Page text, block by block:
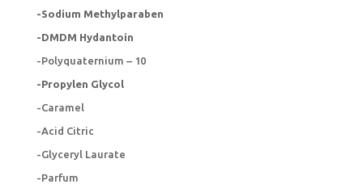
-Sodium Methylparaben
-DMDM Hydantoin
-Polyquaternium – 10
-Propylen Glycol
-Caramel
-Acid Citric
-Glyceryl Laurate
-Parfum